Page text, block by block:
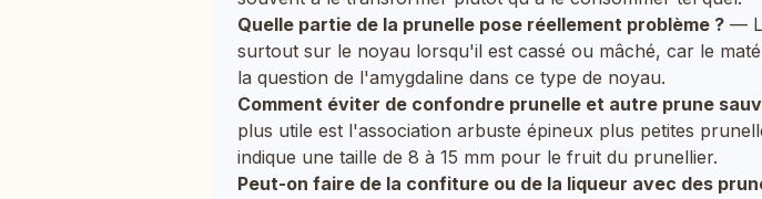
Quelle partie de la prunelle pose réellement problème ? —
surtout sur le noyau lorsqu'il est cassé ou mâché, car le
la question de l'amygdaline dans ce type de noyau.
Comment éviter de confondre prunelle et autre prune
plus utile est l'association arbuste épineux plus petites
indique une taille de 8 à 15 mm pour le fruit du prunellier.
Peut-on faire de la confiture ou de la liqueur avec des